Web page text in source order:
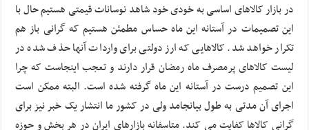
در بازار کالاهای اساسی به خودی خود شاهد نوسانات قیمتی هستیم حال با
این تصمیمات در آستانه این ماه حساس مطمئن هستیم که گرانی باز هم
تکرار خواهد شد. کالاهایی که ارز دولتی برای واردات آنها حذف شده در
لیست کالاهای پرمصرف ماه رمضان قرار دارند و تعجب اینجاست که چرا
این تصمیم درست در آستانه این ماه گرفته شده است. البته ممکن است
اجرای آن مدتی به طول بیانجامد ولی در کشور ما انتشار یک خبر نیز برای
گرانی کالاها کفایت می کند. متاسفانه بازارهای ایران در هر بخش و حوزه